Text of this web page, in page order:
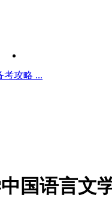
考攻略 ...
国语言文